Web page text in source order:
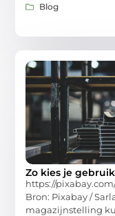
Blog
Zo kies je
https://
Bron: Pixabay /
magazijnstelling